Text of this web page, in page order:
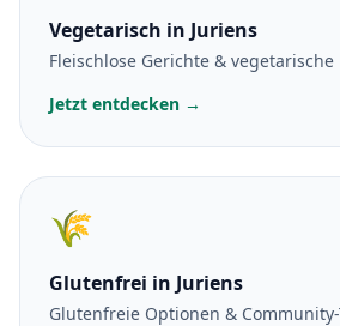
Vegetarisch in Juriens
Fleischlose Gerichte & vegetarische
Jetzt entdecken →
🌾
Glutenfrei in Juriens
Glutenfreie Optionen &